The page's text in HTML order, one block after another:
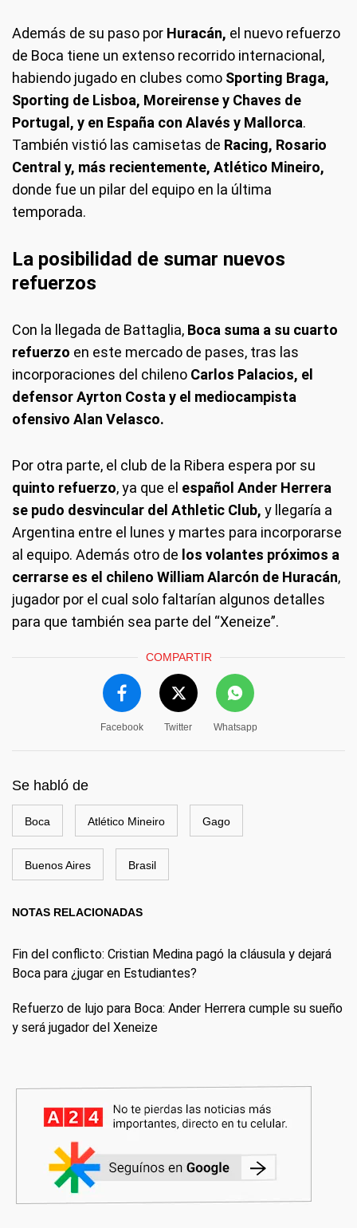
Además de su paso por Huracán, el nuevo refuerzo
de Boca tiene un extenso recorrido internacional,
habiendo jugado en clubes como Sporting Braga,
Sporting de Lisboa, Moreirense y Chaves de
Portugal, y en España con Alavés y Mallorca.
También vistió las camisetas de Racing, Rosario
Central y, más recientemente, Atlético Mineiro,
donde fue un pilar del equipo en la última
temporada.
La posibilidad de sumar nuevos
refuerzos
Con la llegada de Battaglia, Boca suma a su cuarto
refuerzo en este mercado de pases, tras las
incorporaciones del chileno Carlos Palacios, el
defensor Ayrton Costa y el mediocampista
ofensivo Alan Velasco.
Por otra parte, el club de la Ribera espera por su
quinto refuerzo, ya que el español Ander Herrera
se pudo desvincular del Athletic Club, y llegaría a
Argentina entre el lunes y martes para incorporarse
al equipo. Además otro de los volantes próximos a
cerrarse es el chileno William Alarcón de Huracán,
jugador por el cual solo faltarían algunos detalles
para que también sea parte del “Xeneize”.
COMPARTIR
Facebook Twitter Whatsapp
Se habló de
Boca Atlético Mineiro Gago
Buenos Aires Brasil
NOTAS RELACIONADAS
Fin del conflicto: Cristian Medina pagó la cláusula y dejará
Boca para ¿jugar en Estudiantes?
Refuerzo de lujo para Boca: Ander Herrera cumple su sueño
y será jugador del Xeneize